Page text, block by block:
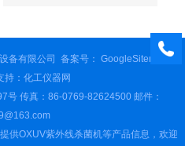
备有限公司 备案号： GoogleSitemap管
持：化工仪器网
号 传真：86-0769-82624500 邮件：
供OXUV紫外线杀菌机等产品信息，欢迎